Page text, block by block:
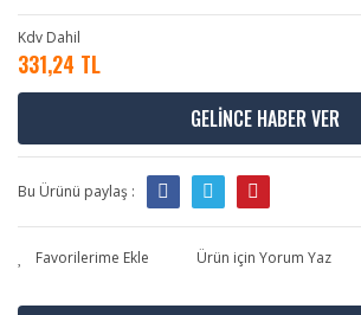
Kdv Dahil
331,24 TL
GELİNCE HABER VER
Bu Ürünü paylaş :
Ürün için Yorum Yaz